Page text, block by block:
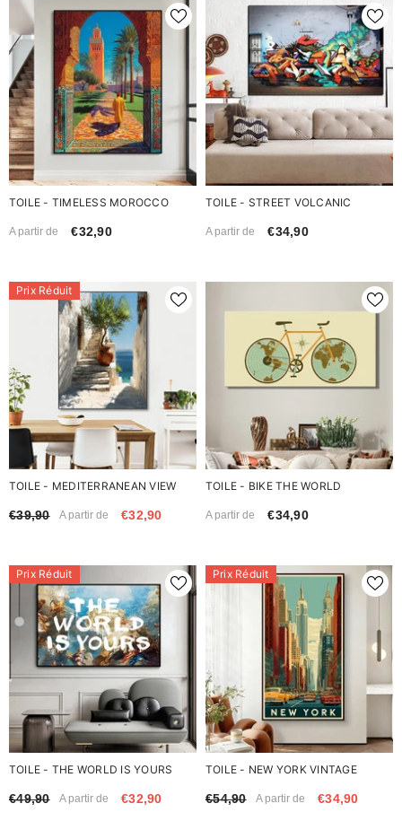
TOILE - TIMELESS MOROCCO
A partir de €32,90
TOILE - STREET VOLCANIC
A partir de €34,90
Prix Réduit
TOILE - MEDITERRANEAN VIEW
€39,90 A partir de €32,90
TOILE - BIKE THE WORLD
A partir de €34,90
Prix Réduit
TOILE - THE WORLD IS YOURS
€49,90 A partir de €32,90
Prix Réduit
TOILE - NEW YORK VINTAGE
€54,90 A partir de €34,90